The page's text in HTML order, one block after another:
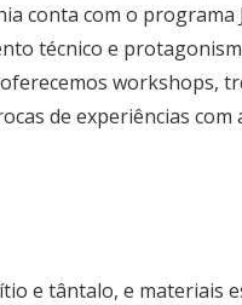
conta com o
técnico e
workshops,
de experiências com
e tântalo, e materiais